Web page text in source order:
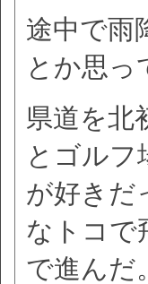
途中で雨
とか思っ
県道を北
とゴルフ
が好きだ
なトコで
で進んだ